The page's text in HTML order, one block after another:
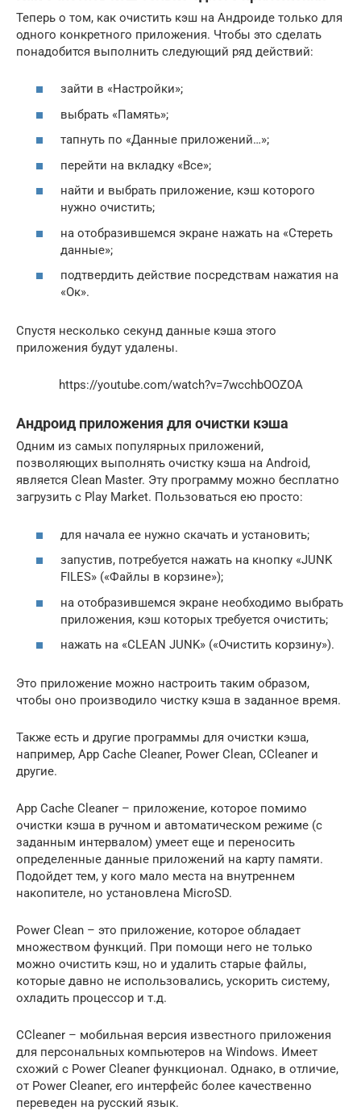
Теперь о том, как очистить кэш на Андроиде только для
одного конкретного приложения. Чтобы это сделать
понадобится выполнить следующий ряд действий:
зайти в «Настройки»;
выбрать «Память»;
тапнуть по «Данные приложений…»;
перейти на вкладку «Все»;
найти и выбрать приложение, кэш которого
нужно очистить;
на отобразившемся экране нажать на «Стереть
данные»;
подтвердить действие посредствам нажатия на
«Ок».
Спустя несколько секунд данные кэша этого
приложения будут удалены.
https://youtube.com/watch?v=7wcchbOOZOA
Андроид приложения для очистки кэша
Одним из самых популярных приложений,
позволяющих выполнять очистку кэша на Android,
является Clean Master. Эту программу можно бесплатно
загрузить с Play Market. Пользоваться ею просто:
для начала ее нужно скачать и установить;
запустив, потребуется нажать на кнопку «JUNK
FILES» («Файлы в корзине»);
на отобразившемся экране необходимо выбрать
приложения, кэш которых требуется очистить;
нажать на «CLEAN JUNK» («Очистить корзину»).
Это приложение можно настроить таким образом,
чтобы оно производило чистку кэша в заданное время.
Также есть и другие программы для очистки кэша,
например, App Cache Cleaner, Power Clean, CCleaner и
другие.
App Cache Cleaner – приложение, которое помимо
очистки кэша в ручном и автоматическом режиме (с
заданным интервалом) умеет еще и переносить
определенные данные приложений на карту памяти.
Подойдет тем, у кого мало места на внутреннем
накопителе, но установлена MicroSD.
Power Clean – это приложение, которое обладает
множеством функций. При помощи него не только
можно очистить кэш, но и удалить старые файлы,
которые давно не использовались, ускорить систему,
охладить процессор и т.д.
CCleaner – мобильная версия известного приложения
для персональных компьютеров на Windows. Имеет
схожий с Power Cleaner функционал. Однако, в отличие,
от Power Cleaner, его интерфейс более качественно
переведен на русский язык.